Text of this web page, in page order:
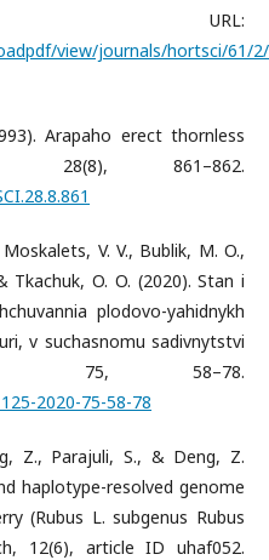
view/journals/hortsci/61/
Arapaho erect thornless
28(8), 861–862.
V. V., Bublik, M. O.,
Tkachuk, O. O. (2020). Stan i
plodovo-yahidnykh
v suchasnomu sadivnytstvi
75, 58–78.
2020-75-58-78
Z., Parajuli, S., & Deng, Z.
haplotype-resolved genome
(Rubus L. subgenus Rubus
12(6), article ID uhaf052.